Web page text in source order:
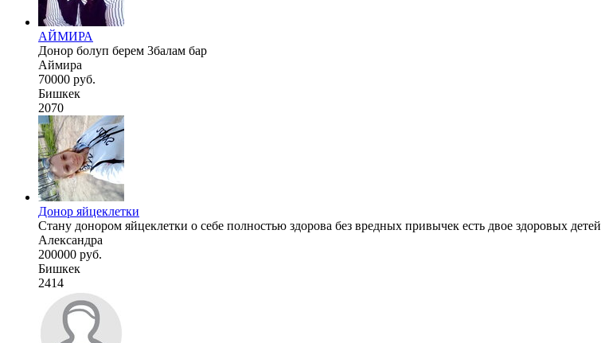
АЙМИРА
Донор болуп берем 3балам бар
Аймира
70000 руб.
Бишкек
2070
Донор яйцеклетки
Стану донором яйцеклетки о себе полностью здорова без вредных привычек есть двое здоровых детей
Александра
200000 руб.
Бишкек
2414